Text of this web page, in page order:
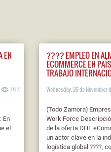
EN
167
En
el
???? EMPLEO EN
ECOMMERCE EN
TRABAJO
Wednesday, 26 de November
(Todo Zamora)
Work Force
de la oferta DHL
un actor clave en la
logística global ????,